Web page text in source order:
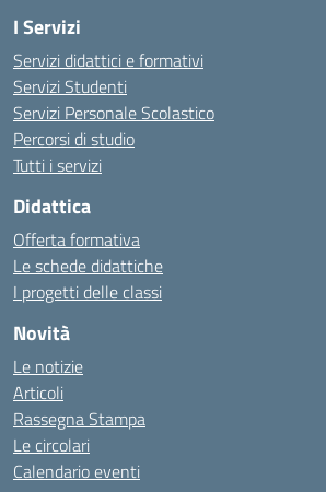
I Servizi
Servizi didattici e formativi
Servizi Studenti
Servizi Personale Scolastico
Percorsi di studio
Tutti i servizi
Didattica
Offerta formativa
Le schede didattiche
I progetti delle classi
Novità
Le notizie
Articoli
Rassegna Stampa
Le circolari
Calendario eventi